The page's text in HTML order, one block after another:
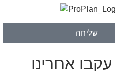
שליחה
עקבו אחרינו